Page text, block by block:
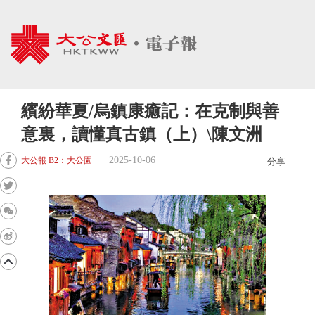
繽紛華夏/烏鎮康癒記：在克制與善
意裏，讀懂真古鎮（上）\陳文洲
大公報 B2：大公園 2025-10-06 分享